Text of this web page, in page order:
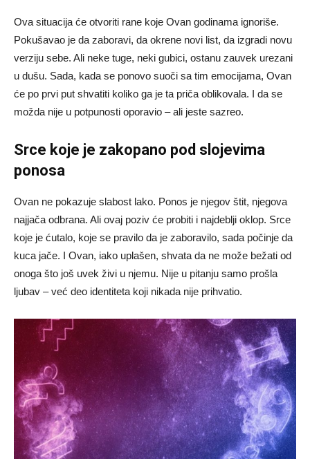
Ova situacija će otvoriti rane koje Ovan godinama ignoriše.
Pokušavao je da zaboravi, da okrene novi list, da izgradi novu
verziju sebe. Ali neke tuge, neki gubici, ostanu zauvek urezani
u dušu. Sada, kada se ponovo suoči sa tim emocijama, Ovan
će po prvi put shvatiti koliko ga je ta priča oblikovala. I da se
možda nije u potpunosti oporavio – ali jeste sazreo.
Srce koje je zakopano pod slojevima
ponosa
Ovan ne pokazuje slabost lako. Ponos je njegov štit, njegova
najjača odbrana. Ali ovaj poziv će probiti i najdeblji oklop. Srce
koje je ćutalo, koje se pravilo da je zaboravilo, sada počinje da
kuca jače. I Ovan, iako uplašen, shvata da ne može bežati od
onoga što još uvek živi u njemu. Nije u pitanju samo prošla
ljubav – već deo identiteta koji nikada nije prihvatio.